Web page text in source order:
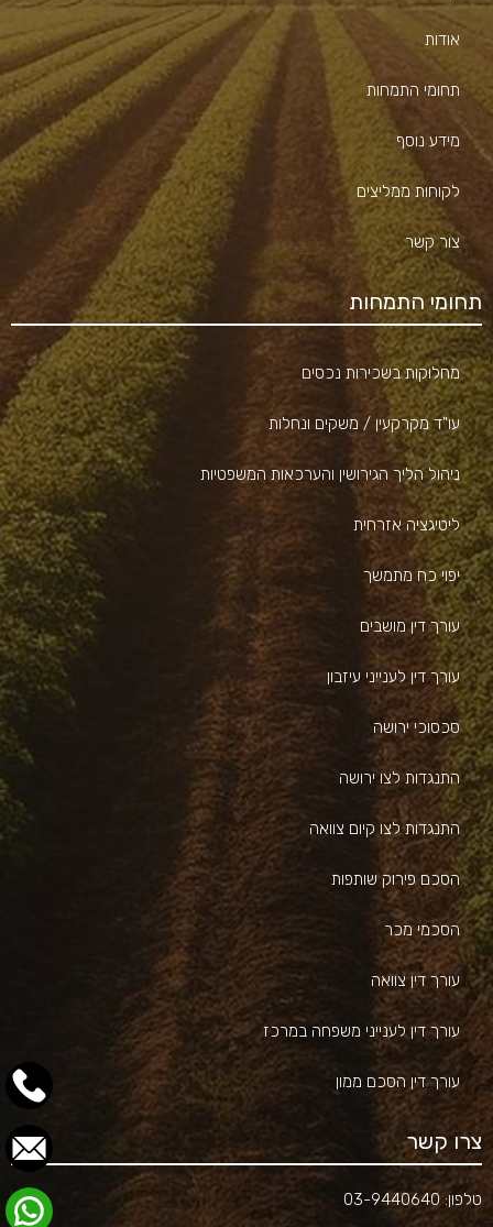
אודות
תחומי התמחות
מידע נוסף
לקוחות ממליצים
צור קשר
תחומי התמחות
מחלוקות בשכירות נכסים
עו"ד מקרקעין / משקים ונחלות
ניהול הליך הגירושין והערכאות המשפטיות
ליטיגציה אזרחית
יפוי כח מתמשך
עורך דין מושבים
עורך דין לענייני עיזבון
סכסוכי ירושה
התנגדות לצו ירושה
התנגדות לצו קיום צוואה
הסכם פירוק שותפות
הסכמי מכר
עורך דין צוואה
עורך דין לענייני משפחה במרכז
עורך דין הסכם ממון
צרו קשר
טלפון: 03-9440640